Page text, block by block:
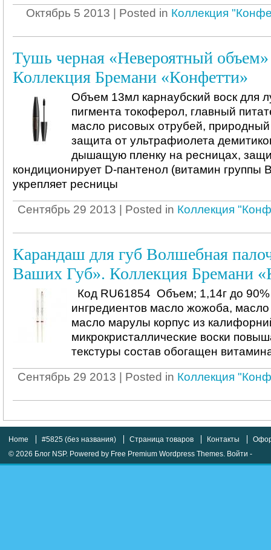
Октябрь 5 2013 | Posted in Коллекция
Тушь черная «Невероятный
Коллекция Бремани «Конфетти»
Объем 13мл карнаубский воск для
пигмента токоферол, главный
масло рисовых отрубей, природный
защита от ультрафиолета
дышащую пленку на ресницах,
кондиционирует D-пантенол (витамин группы
укрепляет ресницы
Сентябрь 29 2013 | Posted in Коллекция
Карандаш для губ Волшебная
Ваших Губ». Коллекция Бремани
Код RU61854 Объем; 1,14г до
ингредиентов масло жожоба,
масло марулы корпус из
микрокристаллические воски
текстуры состав обогащен
Сентябрь 29 2013 | Posted in Коллекция
Home #5825 (без названия) Страница товаров Контакты
© 2026 Блог NSP. Powered by Free Premium Wordpress Themes. Войти -